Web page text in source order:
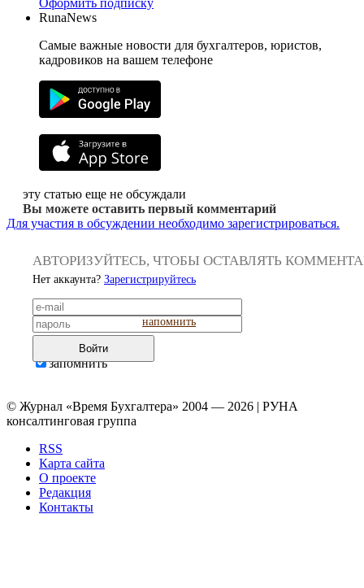
RunaNews
Самые важные новости для бухгалтеров, юристов,
кадровиков на вашем телефоне
эту статью еще не обсуждали
Вы можете оставить первый комментарий
Для участия в обсуждении необходимо зарегистрироваться.
АВТОРИЗУЙТЕСЬ, ЧТОБЫ ОСТАВЛЯТЬ
Нет аккаунта? Зарегистрируйтесь
напомнить
Войти
запомнить
© Журнал «Время Бухгалтера» 2004 — 2026 | РУНА
консалтинговая группа
RSS
Карта сайта
О проекте
Редакция
Контакты